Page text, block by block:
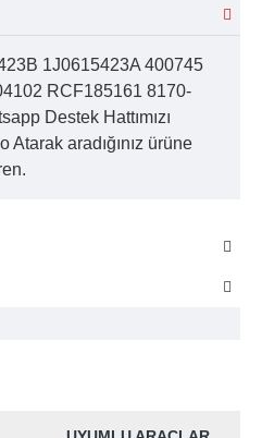
1J0615423A 400745
RCF185161 8170-
Destek Hattımızı
aradığınız ürüne